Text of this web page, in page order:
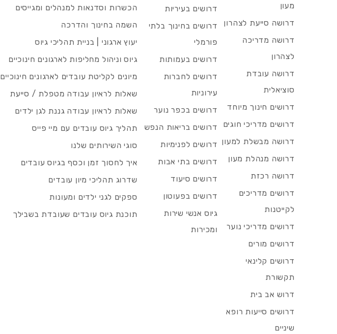
מעון
דרושה סייעת לצהרון
דרושה מדריכה
לצהרון
דרושה עובדת
סוציאלית
דרושים חינוך מיוחד
דרושים מדריכי חוגים
דרושה מבשלת למעון
דרושה מנהלת מעון
דרושה רכזת
דרושים מדריכים
לקייטנות
דרושים מדריכי נוער
דרושים מורים
דרושים קלינאי
תקשורת
דרוש אב בית
דרושים סייעות רופא
שיניים
דרושים בעיריות
דרושים בחינוך בלתי
פורמלי
דרושים בעמותות
דרושים לחברות
עירוניות
דרושים בכפר נוער
דרושים בריאות הנפש
דרושים לפנימיות
דרושים בתי אבות
דרושים סיעוד
דרושים בפעוטון
גיוס אנשי שירות
ומכירות
הכשרות וסדנאות למנהלים ומגייסים
השמה בחינוך והדרכה
יעוץ ארגוני | בניית תהליכי גיוס
גיוס וניהול מחליפות לארגונים חינוכיים
מיונים לקליטת עובדים לארגונים חינוכיים
שאלות לראיון עבודה מטפלת / סייעת
שאלות לראיון עבודה גננת לגן ילדים
תהליך גיוס עובדים עם מיי פייס
סוגי השירותים שלנו
איך לחסוך זמן וכסף בגיוס עובדים
שדרוג תהליכי מיון עובדים
ספקים לגני ילדים ומעונות
תוכנת גיוס עובדים שעובדת בשבילך